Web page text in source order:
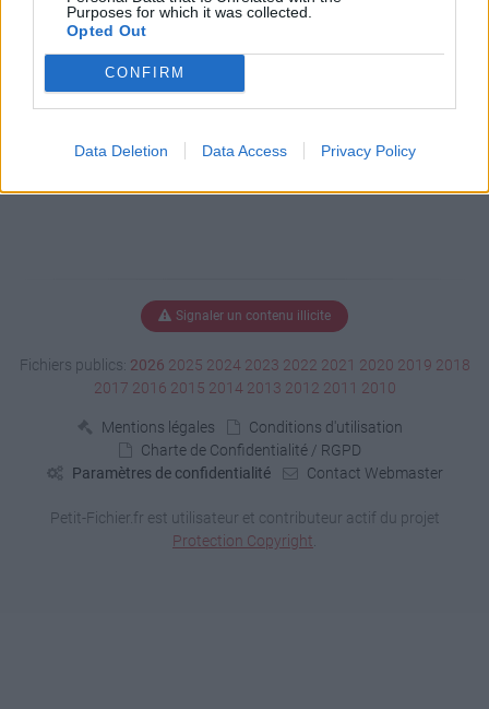
Purposes for which it was collected.
Opted Out
CONFIRM
Data Deletion Data Access Privacy Policy
(Paléogène Manghyschlack).pdf
Télécharger le fichier (2 Mo)
Signaler un contenu illicite
Fichiers publics: 2026 2025 2024 2023 2022 2021 2020 2019 2018
2017 2016 2015 2014 2013 2012 2011 2010
Mentions légales
Conditions d'utilisation
Charte de Confidentialité / RGPD
Paramètres de confidentialité
Contact Webmaster
Petit-Fichier.fr est utilisateur et contributeur actif du projet
Protection Copyright